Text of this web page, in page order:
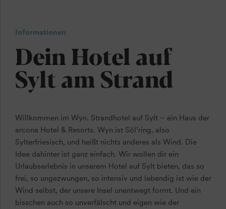
Informationen
Dein Hotel auf
Sylt am Strand
Willkommen im Wyn. Strandhotel auf Sylt – ein Haus der
arcona Hotel & Resorts. Wyn ist Söl’ring, also
Sylterfriesisch, und heißt nichts anderes als Wind. Die
Idee dahinter ist ganz einfach. Wir wollen dir ein
Urlaubserlebnis in unserem Hotel auf Sylt bieten, das so
frei, so ungezwungen, so intensiv und lebendig ist wie der
Wind selbst, der unsere Insel unentwegt formt. Und ein
bisschen auch so unverfälscht und eigen wie der